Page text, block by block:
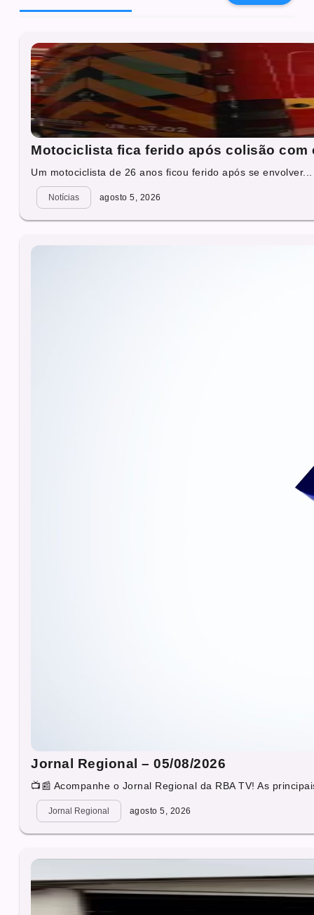
Motociclista fica ferido após colisão
Um motociclista de 26 anos ficou ferido após se envolver...
Notícias agosto 5, 2026
Jornal Regional – 05/08/2026
📺📰 Acompanhe o Jornal Regional da RBA TV! As
Jornal Regional agosto 5, 2026